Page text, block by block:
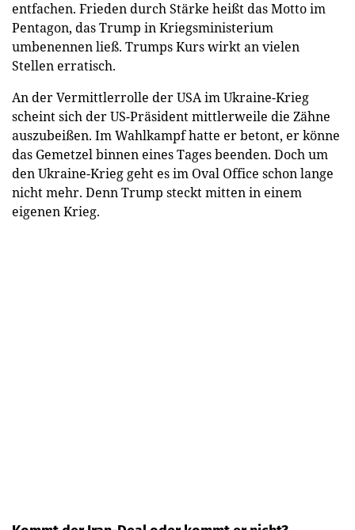
entfachen. Frieden durch Stärke heißt das Motto im
Pentagon, das Trump in Kriegsministerium
umbenennen ließ. Trumps Kurs wirkt an vielen
Stellen erratisch.
An der Vermittlerrolle der USA im Ukraine-Krieg
scheint sich der US-Präsident mittlerweile die Zähne
auszubeißen. Im Wahlkampf hatte er betont, er könne
das Gemetzel binnen eines Tages beenden. Doch um
den Ukraine-Krieg geht es im Oval Office schon lange
nicht mehr. Denn Trump steckt mitten in einem
eigenen Krieg.